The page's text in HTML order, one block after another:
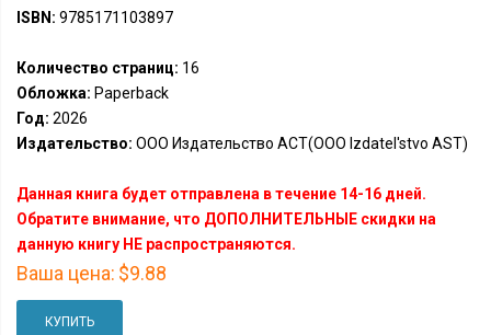
ISBN: 9785171103897
Количество страниц: 16
Обложка: Paperback
Год: 2026
Издательство: ООО Издательство АСТ(OOO Izdatel'stvo AST)
Данная книга будет отправлена в течение 14-16 дней.
Обратите внимание, что ДОПОЛНИТЕЛЬНЫЕ скидки на
данную книгу НЕ распространяются.
Ваша цена: $9.88
КУПИТЬ